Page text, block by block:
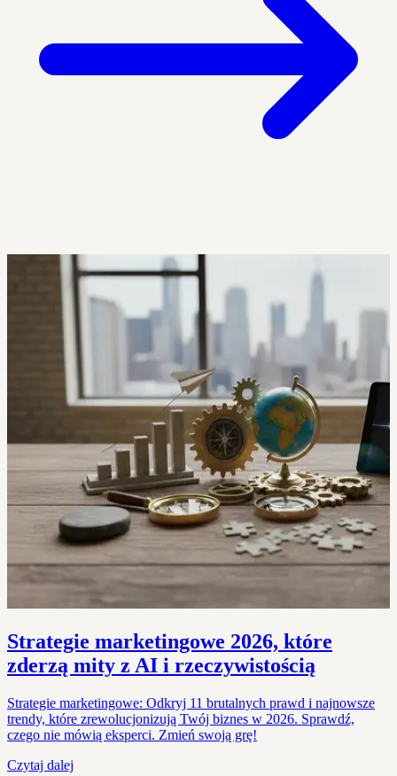
Strategie marketingowe 2026, które
zderzą mity z AI i rzeczywistością
Strategie marketingowe: Odkryj 11 brutalnych prawd i najnowsze
trendy, które zrewolucjonizują Twój biznes w 2026. Sprawdź,
czego nie mówią eksperci. Zmień swoją grę!
Czytaj dalej